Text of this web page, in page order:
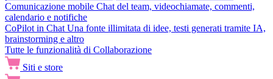
Comunicazione mobile Chat del team, videochiamate, commenti,
calendario e notifiche
CoPilot in Chat Una fonte illimitata di idee, testi generati tramite IA,
brainstorming e altro
Tutte le funzionalità di Collaborazione
Siti e store